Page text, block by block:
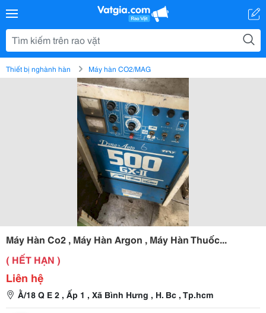
Thiết bị nghành hàn Máy hàn CO2/MAG
Máy Hàn Co2 , Máy Hàn Argon , Máy Hàn Thuốc...
( HẾT HẠN )
Liên hệ
Ằ/18 Q E 2 , Ấp 1 , Xã Bình Hưng , H. Bc , Tp.hcm